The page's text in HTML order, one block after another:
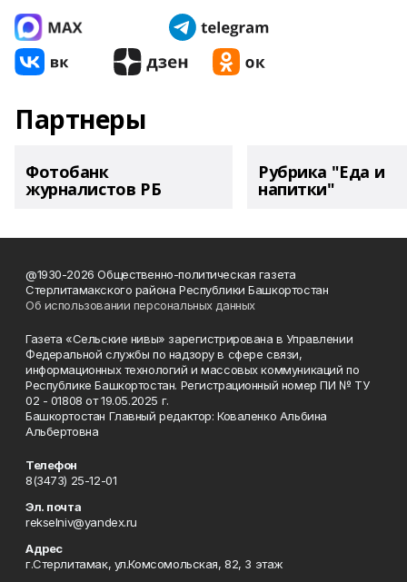
Партнеры
Фотобанк
журналистов РБ
Рубрика "Еда и
напитки"
@1930-2026 Общественно-политическая газета
Стерлитамакского района Республики Башкортостан
Об использовании персональных данных
Газета «Сельские нивы» зарегистрирована в Управлении
Федеральной службы по надзору в сфере связи,
информационных технологий и массовых коммуникаций по
Республике Башкортостан. Регистрационный номер ПИ № ТУ
02 - 01808 от 19.05.2025 г.
Башкортостан Главный редактор: Коваленко Альбина
Альбертовна
Телефон
8(3473) 25-12-01
Эл. почта
rekselniv@yandex.ru
Адрес
г.Стерлитамак, ул.Комсомольская, 82, 3 этаж